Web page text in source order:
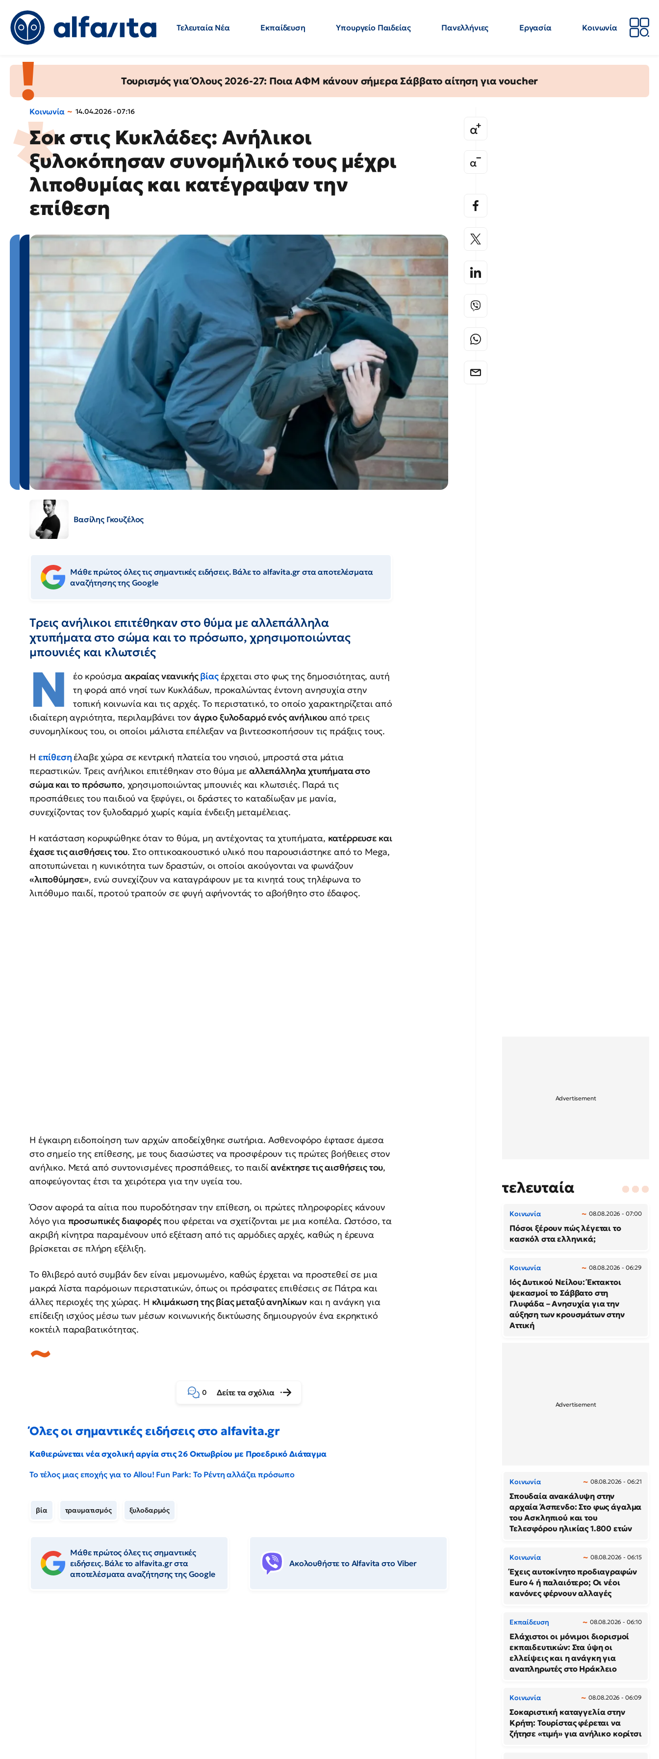
Τελευταία Νέα Εκπαίδευση Υπουργείο Παιδείας Πανελλήνιες Εργασία
Κοινωνία
Τουρισμός για Όλους 2026-27: Ποια ΑΦΜ κάνουν σήμερα Σάββατο αίτηση για voucher
Κοινωνία 14.04.2026 - 07:16
Σοκ στις Κυκλάδες: Ανήλικοι
ξυλοκόπησαν συνομήλικό τους μέχρι
λιποθυμίας και κατέγραψαν την
επίθεση
Βασίλης Γκουζέλος
Μάθε πρώτος όλες τις σημαντικές ειδήσεις. Βάλε το alfavita.gr στα αποτελέσματα
αναζήτησης της Google
Τρεις ανήλικοι επιτέθηκαν στο θύμα με αλλεπάλληλα
χτυπήματα στο σώμα και το πρόσωπο, χρησιμοποιώντας
μπουνιές και κλωτσιές
Ν έο κρούσμαακραίας νεανικήςβίαςέρχεται στο φως της δημοσιότητας, αυτή
τη φορά από νησί των Κυκλάδων, προκαλώντας έντονη ανησυχία στην
τοπική κοινωνία και τις αρχές. Το περιστατικό, το οποίο χαρακτηρίζεται από
ιδιαίτερη αγριότητα, περιλαμβάνει τον άγριο ξυλοδαρμό ενός ανήλικου από τρεις
συνομηλίκους του, οι οποίοι μάλιστα επέλεξαν να βιντεοσκοπήσουν τις πράξεις τους.
Η επίθεσηέλαβε χώρα σε κεντρική πλατεία του νησιού, μπροστά στα μάτια
περαστικών. Τρεις ανήλικοι επιτέθηκαν στο θύμα με αλλεπάλληλα χτυπήματα στο
σώμα και το πρόσωπο, χρησιμοποιώντας μπουνιές και κλωτσιές. Παρά τις
προσπάθειες του παιδιού να ξεφύγει, οι δράστες το καταδίωξαν με μανία,
συνεχίζοντας τον ξυλοδαρμό χωρίς καμία ένδειξη μεταμέλειας.
Η κατάσταση κορυφώθηκε όταν το θύμα, μη αντέχοντας τα χτυπήματα, κατέρρευσε και
έχασε τις αισθήσεις του. Στο οπτικοακουστικό υλικό που παρουσιάστηκε από το Mega,
αποτυπώνεται η κυνικότητα των δραστών, οι οποίοι ακούγονται να φωνάζουν
«λιποθύμησε», ενώ συνεχίζουν να καταγράφουν με τα κινητά τους τηλέφωνα το
λιπόθυμο παιδί, προτού τραπούν σε φυγή αφήνοντάς το αβοήθητο στο έδαφος.
Η έγκαιρη ειδοποίηση των αρχών αποδείχθηκε σωτήρια. Ασθενοφόρο έφτασε άμεσα
στο σημείο της επίθεσης, με τους διασώστες να προσφέρουν τις πρώτες βοήθειες στον
ανήλικο. Μετά από συντονισμένες προσπάθειες, το παιδίανέκτησε τις αισθήσεις του,
αποφεύγοντας έτσι τα χειρότερα για την υγεία του.
Όσον αφορά τα αίτια που πυροδότησαν την επίθεση, οι πρώτες πληροφορίες κάνουν
λόγο για προσωπικές διαφορέςπου φέρεται να σχετίζονται με μια κοπέλα. Ωστόσο, τα
ακριβή κίνητρα παραμένουν υπό εξέταση από τις αρμόδιες αρχές, καθώς η έρευνα
βρίσκεται σε πλήρη εξέλιξη.
Το θλιβερό αυτό συμβάν δεν είναι μεμονωμένο, καθώς έρχεται να προστεθεί σε μια
μακρά λίστα παρόμοιων περιστατικών, όπως οι πρόσφατες επιθέσεις σε Πάτρα και
άλλες περιοχές της χώρας. Η κλιμάκωση της βίας μεταξύ ανηλίκων και η ανάγκη για
επίδειξη ισχύος μέσω των μέσων κοινωνικής δικτύωσης δημιουργούν ένα εκρηκτικό
κοκτέιλ παραβατικότητας.
0 Δείτε τα σχόλια
Όλες οι σημαντικές ειδήσεις στο alfavita.gr
Καθιερώνεται νέα σχολική αργία στις 26 Οκτωβρίου με Προεδρικό Διάταγμα
Το τέλος μιας εποχής για το Allou! Fun Park: Το Ρέντη αλλάζει πρόσωπο
βία τραυματισμός ξυλοδαρμός
Μάθε πρώτος όλες τις σημαντικές
ειδήσεις. Βάλε το alfavita.gr στα
αποτελέσματα αναζήτησης της Google
Ακολουθήστε το Αlfavita στο Viber
τελευταία
Κοινωνία 08.08.2026 - 07:00
Πόσοι ξέρουν πώς λέγεται το
κασκόλ στα ελληνικά;
Κοινωνία 08.08.2026 - 06:29
Ιός Δυτικού Νείλου: Έκτακτοι
ψεκασμοί το Σάββατο στη
Γλυφάδα – Ανησυχία για την
αύξηση των κρουσμάτων στην
Αττική
Κοινωνία 08.08.2026 - 06:21
Σπουδαία ανακάλυψη στην
αρχαία Άσπενδο: Στο φως άγαλμα
του Ασκληπιού και του
Τελεσφόρου ηλικίας 1.800 ετών
Κοινωνία 08.08.2026 - 06:15
Έχεις αυτοκίνητο προδιαγραφών
Euro 4 ή παλαιότερο; Οι νέοι
κανόνες φέρνουν αλλαγές
Εκπαίδευση 08.08.2026 - 06:10
Ελάχιστοι οι μόνιμοι διορισμοί
εκπαιδευτικών: Στα ύψη οι
ελλείψεις και η ανάγκη για
αναπληρωτές στο Ηράκλειο
Κοινωνία 08.08.2026 - 06:09
Σοκαριστική καταγγελία στην
Κρήτη: Τουρίστας φέρεται να
ζήτησε «τιμή» για ανήλικο κορίτσι